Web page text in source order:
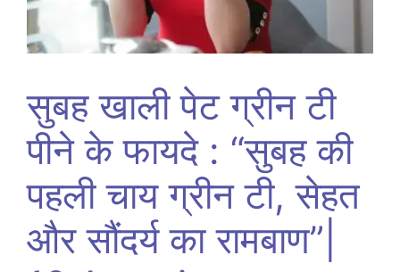
सुबह खाली पेट ग्रीन टी
पीने के फायदे : “सुबह की
पहली चाय ग्रीन टी, सेहत
और सौंदर्य का रामबाण”|